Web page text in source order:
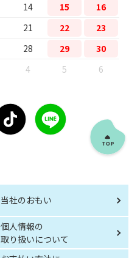
14 15
16
21 22
23
28 29
30
4 5 6
当社のおもい
個人情報の
取り扱いについて